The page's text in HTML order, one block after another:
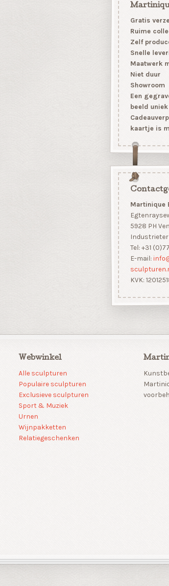
Gratis
Ruime
Zelf
Snelle
Maatwerk
Niet duur
Showroom
Een
beeld uniek
kaartje is
Martinique
5928 PH
Tel: +31
E-mail:
KVK:
Webwinkel
Alle sculpturen
Populaire sculpturen
Exclusieve sculpturen
Sport & Muziek
Urnen
Wijnpakketten
Relatiegeschenken